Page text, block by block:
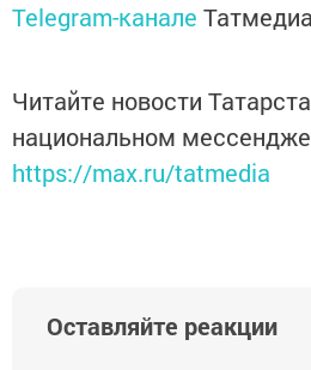
Telegram-канале Татмедиа
Читайте новости
национальном
https://max.ru/tatmedia
Оставляйте реакции